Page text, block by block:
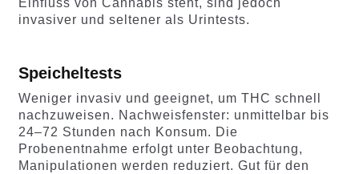
Einfluss von Cannabis steht, sind jedoch
invasiver und seltener als Urintests.
Speicheltests
Weniger invasiv und geeignet, um THC schnell
nachzuweisen. Nachweisfenster: unmittelbar bis
24–72 Stunden nach Konsum. Die
Probenentnahme erfolgt unter Beobachtung,
Manipulationen werden reduziert. Gut für den